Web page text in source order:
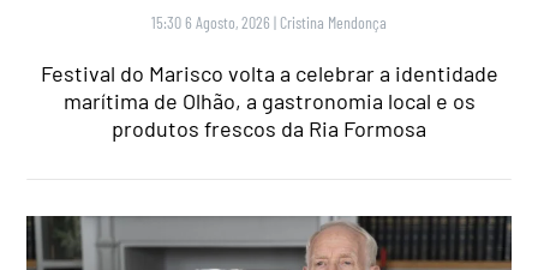
15:30 6 Agosto, 2026 | Cristina Mendonça
Festival do Marisco volta a celebrar a identidade
marítima de Olhão, a gastronomia local e os
produtos frescos da Ria Formosa